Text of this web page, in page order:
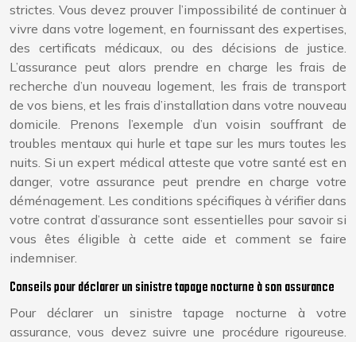
strictes. Vous devez prouver l’impossibilité de continuer à
vivre dans votre logement, en fournissant des expertises,
des certificats médicaux, ou des décisions de justice.
L’assurance peut alors prendre en charge les frais de
recherche d’un nouveau logement, les frais de transport
de vos biens, et les frais d’installation dans votre nouveau
domicile. Prenons l’exemple d’un voisin souffrant de
troubles mentaux qui hurle et tape sur les murs toutes les
nuits. Si un expert médical atteste que votre santé est en
danger, votre assurance peut prendre en charge votre
déménagement. Les conditions spécifiques à vérifier dans
votre contrat d’assurance sont essentielles pour savoir si
vous êtes éligible à cette aide et comment se faire
indemniser.
Conseils pour déclarer un sinistre tapage nocturne à son assurance
Pour déclarer un sinistre tapage nocturne à votre
assurance, vous devez suivre une procédure rigoureuse.